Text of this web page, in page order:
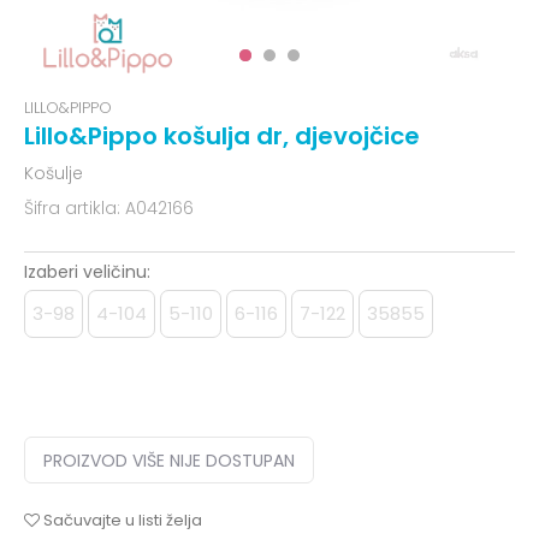
LILLO&PIPPO
Lillo&Pippo košulja dr, djevojčice
Košulje
Šifra artikla: A042166
Izaberi veličinu:
3-98 4-104 5-110 6-116 7-122 35855
PROIZVOD VIŠE NIJE DOSTUPAN
Sačuvajte u listi želja